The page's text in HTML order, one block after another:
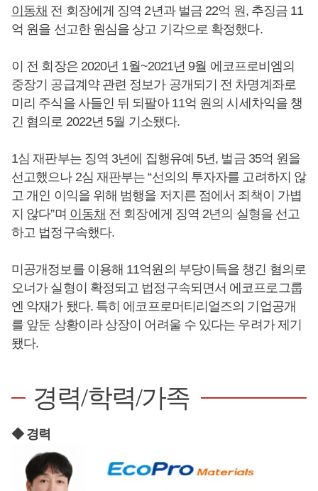
이동채 전 회장에게 징역 2년과 벌금 22억 원, 추징금 11
억 원을 선고한 원심을 상고 기각으로 확정했다.
이 전 회장은 2020년 1월~2021년 9월 에코프로비엠의
중장기 공급계약 관련 정보가 공개되기 전 차명계좌로
미리 주식을 사들인 뒤 되팔아 11억 원의 시세차익을 챙
긴 혐의로 2022년 5월 기소됐다.
1심 재판부는 징역 3년에 집행유예 5년, 벌금 35억 원을
선고했으나 2심 재판부는 “선의의 투자자를 고려하지 않
고 개인 이익을 위해 범행을 저지른 점에서 죄책이 가볍
지 않다”며 이동채 전 회장에게 징역 2년의 실형을 선고
하고 법정구속했다.
미공개정보를 이용해 11억원의 부당이득을 챙긴 혐의로
오너가 실형이 확정되고 법정구속되면서 에코프로그룹
엔 악재가 됐다. 특히 에코프로머티리얼즈의 기업공개
를 앞둔 상황이라 상장이 어려울 수 있다는 우려가 제기
됐다.
경력/학력/가족
◆ 경력